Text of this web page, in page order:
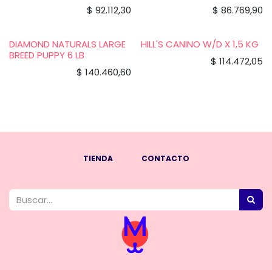
$ 92.112,30
$ 86.769,90
DIAMOND NATURALS LARGE
BREED PUPPY 6 LB
$ 140.460,60
HILL'S CANINO W/D X 1,5 KG
$ 114.472,05
TIENDA CONTACTO